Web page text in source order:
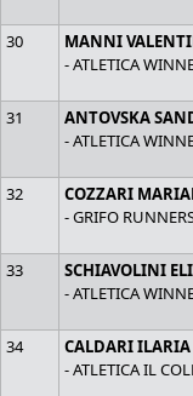
30
MANNI
- ATLETICA
31
ANTOVSKA
- ATLETICA
32
COZZARI
- GRIFO
33
SCHIAVOLINI
- ATLETICA
34
CALDARI ILARIA
- ATLETICA IL